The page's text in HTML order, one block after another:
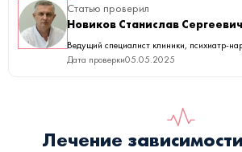
Статью проверил
Новиков Станислав Сергеевич
Ведущий специалист клиники, психиатр-
Дата проверки05.05.2025
Лечение